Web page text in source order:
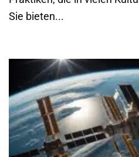
Sie bieten...